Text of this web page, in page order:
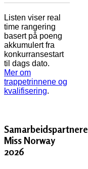
Listen viser real
time rangering
basert på poeng
akkumulert fra
konkurransestart
til dags dato.
Mer om
trappetrinnene og
kvalifisering.
Samarbeidspartnere
Miss Norway
2026